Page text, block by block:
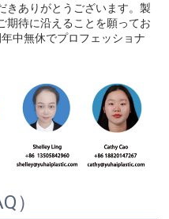
きありがとうございます。製
期待に沿えることを願ってお
中無休でプロフェッショナ
）